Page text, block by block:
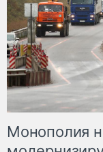
Монополия